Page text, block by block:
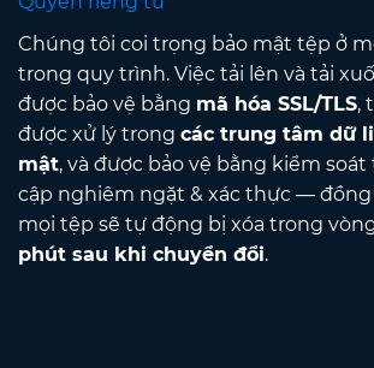
Chúng tôi coi trọng bảo mật tệp ở
trong quy trình. Việc tải lên và tải
được bảo vệ bằng mã hóa SSL/TLS,
được xử lý trong các trung tâm dữ
mật, và được bảo vệ bằng kiểm soát
cập nghiêm ngặt & xác thực —
mọi tệp sẽ tự động bị xóa trong
phút sau khi chuyển đổi.